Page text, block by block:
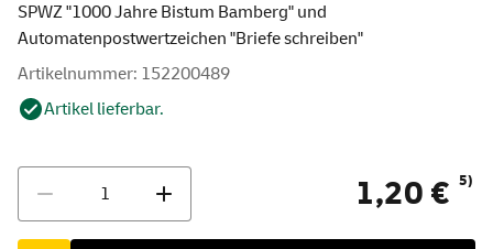
SPWZ "1000 Jahre Bistum Bamberg" und
Automatenpostwertzeichen "Briefe schreiben"
Artikelnummer: 152200489
Artikel lieferbar.
1,20 € 5)